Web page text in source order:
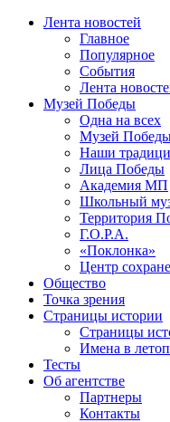
Лента новостей
Главное
Популярное
События
Лента
Музей Победы
Одна на всех
Музей
Наши
Лица Победы
Академия МП
Школьный
Территория
Г.О.Р.А.
«Поклонка»
Центр
Общество
Точка зрения
Страницы истории
Страницы
Имена в
Тесты
Об агентстве
Партнеры
Контакты